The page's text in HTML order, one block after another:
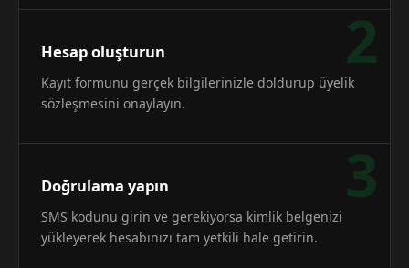
2
Hesap oluşturun
Kayıt formunu gerçek bilgilerinizle doldurup üyelik
sözleşmesini onaylayın.
3
Doğrulama yapın
SMS kodunu girin ve gerekiyorsa kimlik belgenizi
yükleyerek hesabınızı tam yetkili hale getirin.